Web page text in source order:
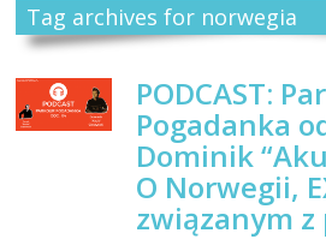
Tag archives for norwegia
PODCAST:
Pogadanka
Dominik
O Norwegii,
związanym